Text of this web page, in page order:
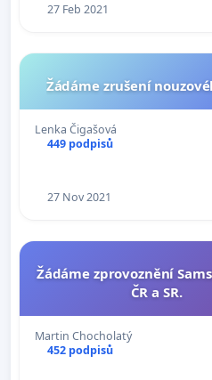
27 Feb 2021
Žádáme zrušení
Lenka Čigašová
449 podpisů
27 Nov 2021
Žádáme zprovoznění
ČR a SR.
Martin Chocholatý
452 podpisů